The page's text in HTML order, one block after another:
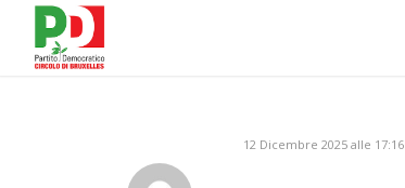
12 Dicembre 2025 alle 17:16